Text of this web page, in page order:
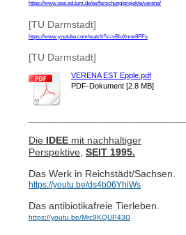
https://www.epe.ed.tum.de/es/forschung/projekte/verena/
[TU Darmstadt]
https://www.youtube.com/watch?v=vBloXmw8PFs
[TU Darmstadt]
VERENA EST Epple.pdf
PDF-Dokument [2.8 MB]
Die IDEE mit nachhaltiger
Perspektive, SEIT 1995.
Das Werk in Reichstädt/Sachsen.
https://youtu.be/ds4b06YhiWs
Das antibiotikafreie Tierleben.
https://youtu.be/Mrc9KQUP43o